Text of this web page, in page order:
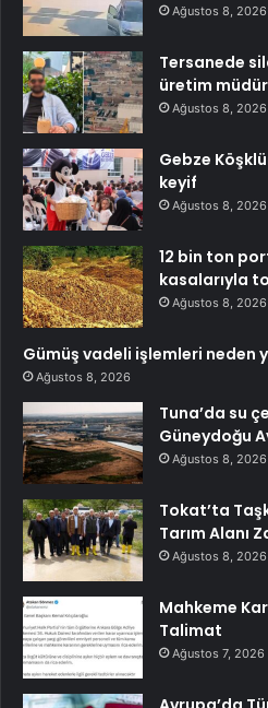
Ağustos 8, 2026
Tersanede
üretim
Ağustos 8, 2026
Gebze
keyif
Ağustos 8, 2026
12 bin ton
kasalarıyla
Ağustos 8, 2026
Gümüş vadeli işlemleri neden
Ağustos 8, 2026
Tuna’da su
Güneydoğu
Ağustos 8, 2026
Tokat’ta
Tarım Alanı
Ağustos 8, 2026
Mahkeme
Talimat
Ağustos 7, 2026